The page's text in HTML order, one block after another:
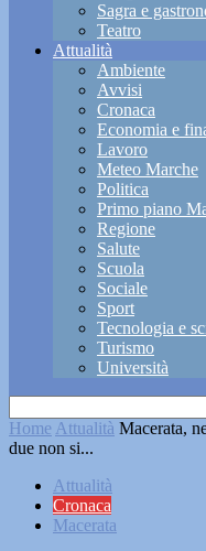
Sagra e
Teatro
Attualità
Ambiente
Avvisi
Cronaca
Economia e
Lavoro
Meteo Marche
Politica
Primo piano
Regione
Salute
Scuola
Sociale
Sport
Tecnologia e
Turismo
Università
Home Attualità Macerata,
due non si...
Attualità
Cronaca
Macerata